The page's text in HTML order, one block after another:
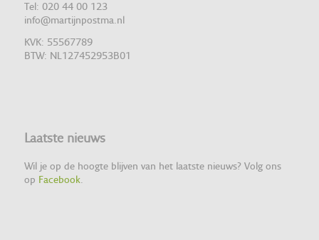
Tel: 020 44 00 123
info@martijnpostma.nl
KVK: 55567789
BTW: NL127452953B01
Laatste nieuws
Wil je op de hoogte blijven van het laatste nieuws? Volg ons
op Facebook.